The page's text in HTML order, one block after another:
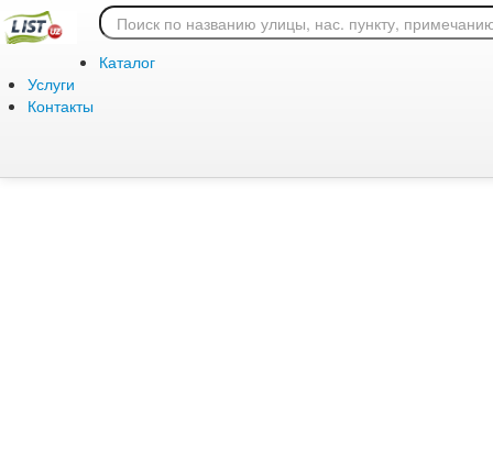
Каталог
Услуги
Контакты
Ошибка 404: страница